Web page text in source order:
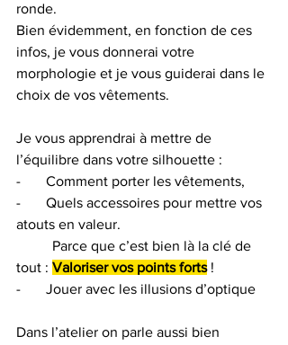
ronde.
Bien évidemment, en fonction de ces
infos, je vous donnerai votre
morphologie et je vous guiderai dans le
choix de vos vêtements.
Je vous apprendrai à mettre de
l’équilibre dans votre silhouette :
-       Comment porter les vêtements,
-       Quels accessoires pour mettre vos
atouts en valeur.
tout : Valoriser vos points forts !
-       Jouer avec les illusions d’optique
Dans l’atelier on parle aussi bien